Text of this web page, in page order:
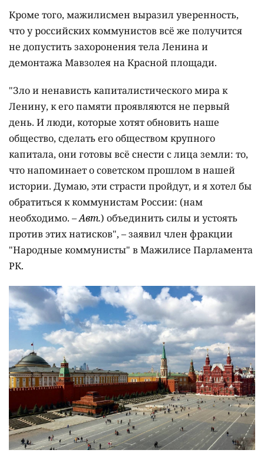
Кроме того, мажилисмен выразил уверенность,
что у российских коммунистов всё же получится
не допустить захоронения тела Ленина и
демонтажа Мавзолея на Красной площади.
"Зло и ненависть капиталистического мира к
Ленину, к его памяти проявляются не первый
день. И люди, которые хотят обновить наше
общество, сделать его обществом крупного
капитала, они готовы всё снести с лица земли: то,
что напоминает о советском прошлом в нашей
истории. Думаю, эти страсти пройдут, и я хотел бы
обратиться к коммунистам России: (нам
необходимо. –Авт.) объединить силы и устоять
против этих натисков", – заявил член фракции
"Народные коммунисты" в Мажилисе Парламента
РК.